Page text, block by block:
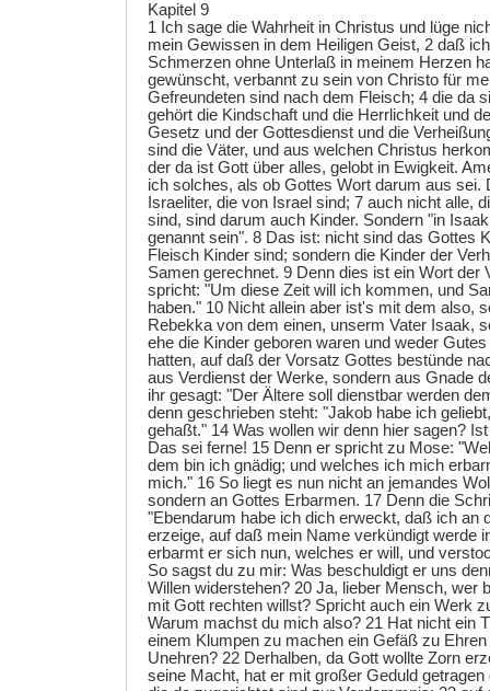
Kapitel 9
1 Ich sage die Wahrheit in Christus und lüge
mein Gewissen in dem Heiligen Geist, 2 daß
Schmerzen ohne Unterlaß in meinem Herzen
gewünscht, verbannt zu sein von Christo für
Gefreundeten sind nach dem Fleisch; 4 die da
gehört die Kindschaft und die Herrlichkeit und
Gesetz und der Gottesdienst und die
sind die Väter, und aus welchen Christus
der da ist Gott über alles, gelobt in Ewigkeit.
ich solches, als ob Gottes Wort darum aus sei.
Israeliter, die von Israel sind; 7 auch nicht alle,
sind, sind darum auch Kinder. Sondern "in
genannt sein". 8 Das ist: nicht sind das Gottes
Fleisch Kinder sind; sondern die Kinder der
Samen gerechnet. 9 Denn dies ist ein Wort der
spricht: "Um diese Zeit will ich kommen, und
haben." 10 Nicht allein aber ist's mit dem also,
Rebekka von dem einen, unserm Vater Isaak,
ehe die Kinder geboren waren und weder
hatten, auf daß der Vorsatz Gottes bestünde
aus Verdienst der Werke, sondern aus Gnade
ihr gesagt: "Der Ältere soll dienstbar werden
denn geschrieben steht: "Jakob habe ich
gehaßt." 14 Was wollen wir denn hier sagen?
Das sei ferne! 15 Denn er spricht zu Mose:
dem bin ich gnädig; und welches ich mich
mich." 16 So liegt es nun nicht an jemandes
sondern an Gottes Erbarmen. 17 Denn die
"Ebendarum habe ich dich erweckt, daß ich an
erzeige, auf daß mein Name verkündigt werde
erbarmt er sich nun, welches er will, und
So sagst du zu mir: Was beschuldigt er uns
Willen widerstehen? 20 Ja, lieber Mensch, wer
mit Gott rechten willst? Spricht auch ein Werk
Warum machst du mich also? 21 Hat nicht ein
einem Klumpen zu machen ein Gefäß zu
Unehren? 22 Derhalben, da Gott wollte Zorn
seine Macht, hat er mit großer Geduld